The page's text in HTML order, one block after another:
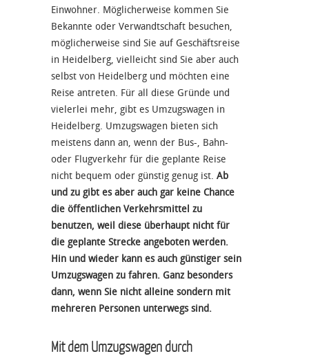
Einwohner. Möglicherweise kommen Sie
Bekannte oder Verwandtschaft besuchen,
möglicherweise sind Sie auf Geschäftsreise
in Heidelberg, vielleicht sind Sie aber auch
selbst von Heidelberg und möchten eine
Reise antreten. Für all diese Gründe und
vielerlei mehr, gibt es Umzugswagen in
Heidelberg. Umzugswagen bieten sich
meistens dann an, wenn der Bus-, Bahn-
oder Flugverkehr für die geplante Reise
nicht bequem oder günstig genug ist. Ab
und zu gibt es aber auch gar keine Chance
die öffentlichen Verkehrsmittel zu
benutzen, weil diese überhaupt nicht für
die geplante Strecke angeboten werden.
Hin und wieder kann es auch günstiger sein
Umzugswagen zu fahren. Ganz besonders
dann, wenn Sie nicht alleine sondern mit
mehreren Personen unterwegs sind.
Mit dem Umzugswagen durch